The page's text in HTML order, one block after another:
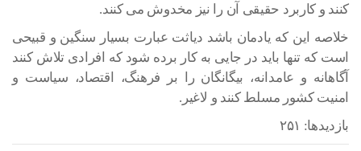
کنند و کاربرد حقیقی آن را نیز مخدوش می کنند.
خلاصه این که یادمان باشد دیاثت عبارت بسیار سنگین و قبیحی
است که تنها باید در جایی به کار برده شود که افرادی تلاش کنند
آگاهانه و عامدانه، بیگانگان را بر فرهنگ، اقتصاد، سیاست و
امنیت کشور مسلط کنند و لاغیر.
بازدیدها: ۲۵۱